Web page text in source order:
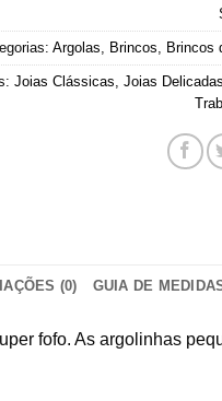
Argolas Brincos Brincos
Joias Clássicas Joias Delicadas
(0) GUIA DE
fofo. As argolinhas